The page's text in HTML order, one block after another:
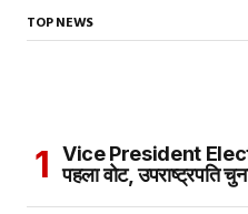
TOP NEWS
Vice President
पहला वोट, उपराष्ट्रपति